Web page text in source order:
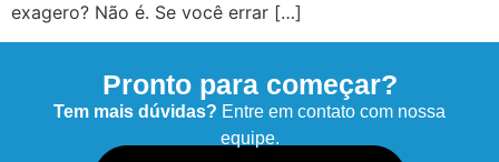
exagero? Não é. Se você errar […]
Pronto para começar?
Tem mais dúvidas? Entre em contato com nossa
equipe.